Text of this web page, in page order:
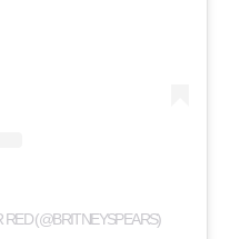
RED (@BRITNEYSPEARS)